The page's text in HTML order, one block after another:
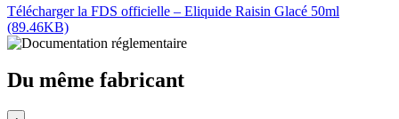
Télécharger la FDS officielle – Eliquide Raisin Glacé 50ml
(89.46KB)
Du même fabricant